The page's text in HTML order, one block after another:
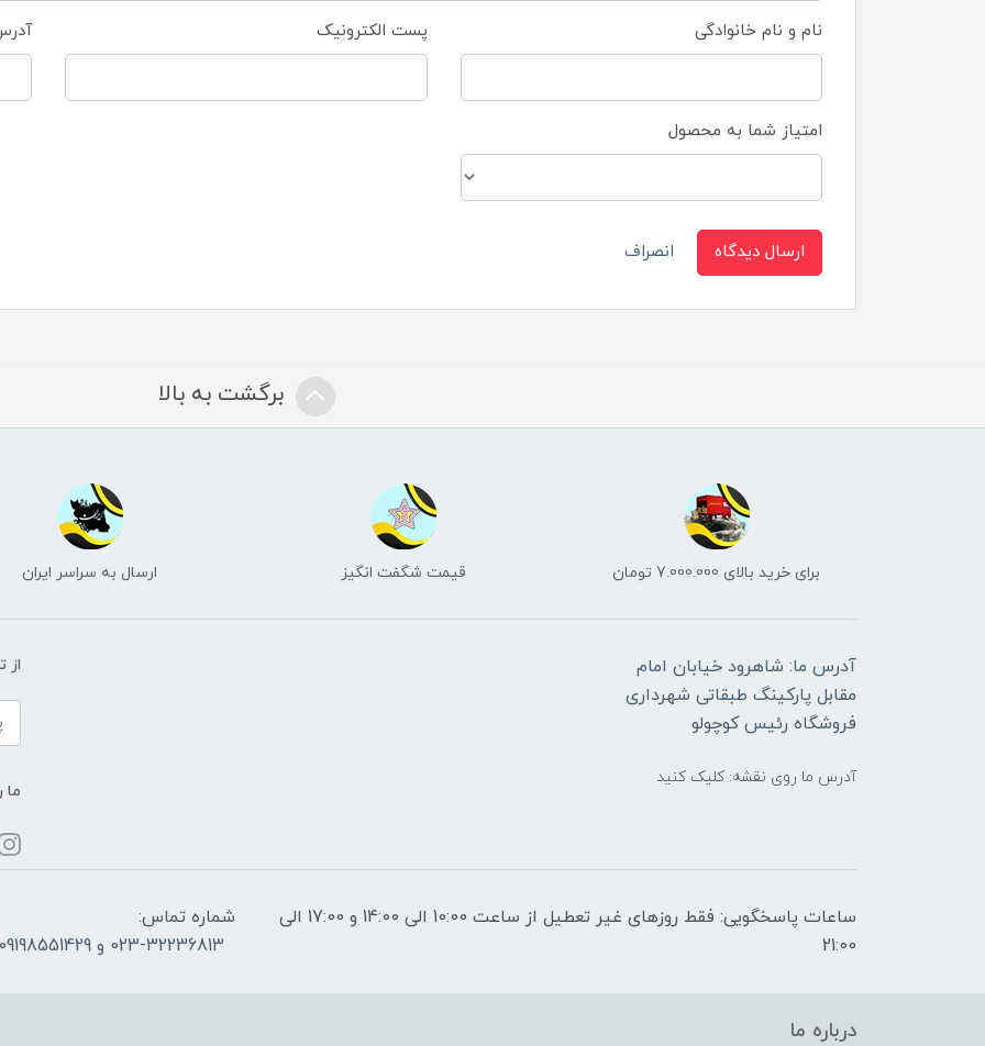
نام و نام خانوادگی پست الکترونیک
امتیاز شما به محصول
ارسال دیدگاه انصراف
برگشت به بالا
برای خرید بالای 7.000.000 تومان قیمت شگفت انگیز ارسال به سراسر ایران
آدرس ما: شاهرود خیابان امام
مقابل پارکینگ طبقاتی شهرداری
فروشگاه رئیس کوچولو
آدرس ما روی نقشه: کلیک کنید
از
ما
ساعات پاسخگویی: فقط روزهای غیر تعطیل از ساعت 10:00 الی 14:00 و 17:00 الی
21:00
شماره تماس:
023-32236813 و 09198551429
درباره ما